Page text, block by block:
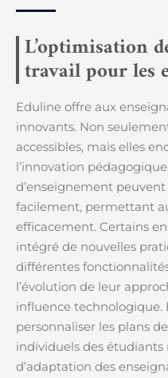
L’optimisation
travail pour les
Eduline offre aux
innovants. Non
accessibles, mais elles
l’innovation
d’enseignement
facilement, permettant
efficacement. Certains
intégré de nouvelles
différentes
l’évolution de leur
influence technologique.
personnaliser les plans
individuels des étudiants
d’adaptation des